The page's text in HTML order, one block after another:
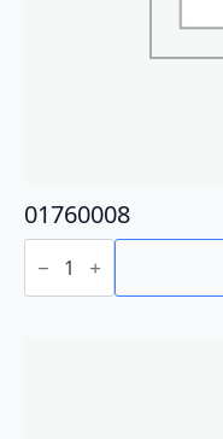
01760008
01760008
adet